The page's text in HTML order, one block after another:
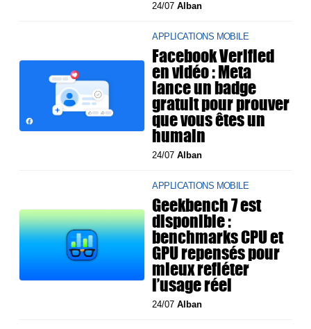
24/07Alban
APPLICATIONS MOBILE
Facebook Verified
en vidéo : Meta
lance un badge
gratuit pour prouver
que vous êtes un
humain
24/07Alban
APPLICATIONS MOBILE
Geekbench 7 est
disponible :
benchmarks CPU et
GPU repensés pour
mieux refléter
l’usage réel
24/07Alban